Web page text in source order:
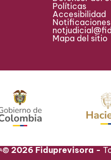
Políticas
Accesibilidad
Mapa del sitio
© 2026 Fiduprevisora -